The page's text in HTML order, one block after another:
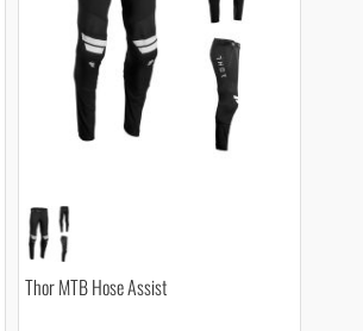
Thor MTB Hose Assist